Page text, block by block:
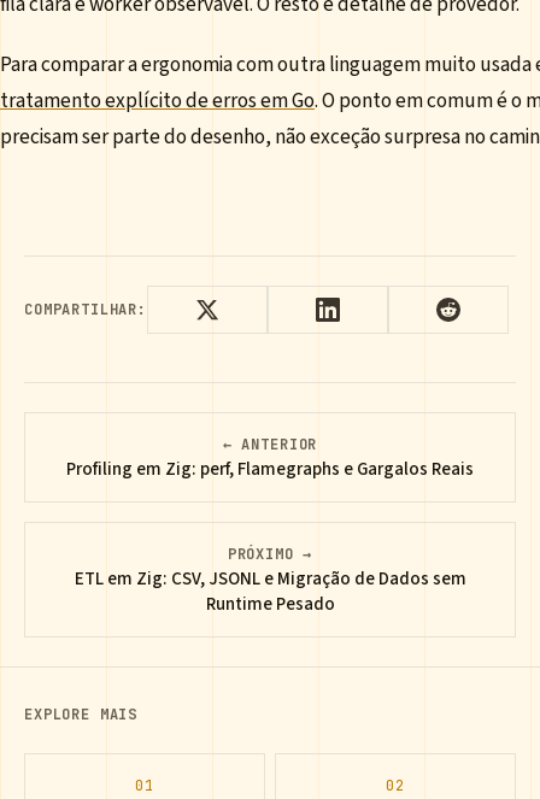
Para comparar a ergonomia com outra linguagem muito
tratamento explícito de erros em Go. O ponto em comum é o
precisam ser parte do desenho, não exceção surpresa no
COMPARTILHAR:
← ANTERIOR
Profiling em Zig: perf, Flamegraphs e Gargalos Reais
PRÓXIMO →
ETL em Zig: CSV, JSONL e Migração de Dados sem
Runtime Pesado
EXPLORE MAIS
01 02